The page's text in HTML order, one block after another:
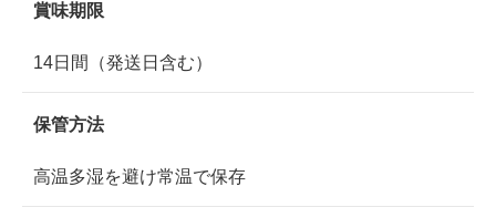
賞味期限
14日間（発送日含む）
保管方法
高温多湿を避け常温で保存